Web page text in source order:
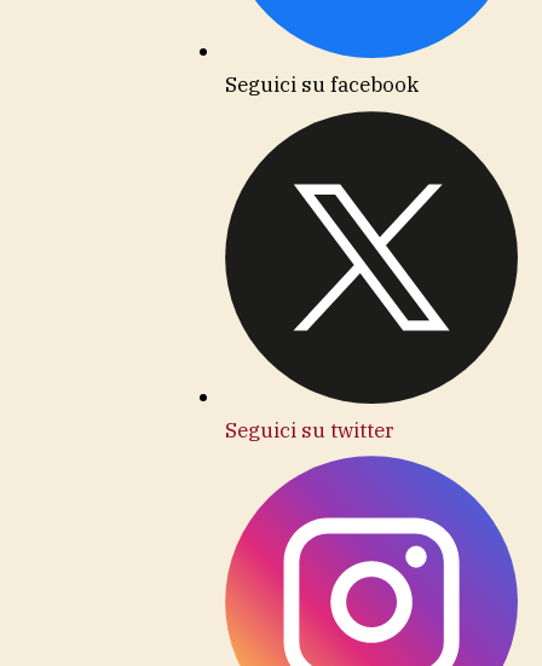
Seguici su facebook
Seguici su twitter